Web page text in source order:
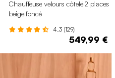
Chauffeuse velours côtelé 2 places
beige foncé
4.3 (129)
549,99 €